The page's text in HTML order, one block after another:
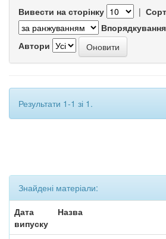
Вивести на сторінку |
Впорядкування
Автори
Результати 1-1 зі 1.
Знайдені матеріали:
Дата
випуску
Назва